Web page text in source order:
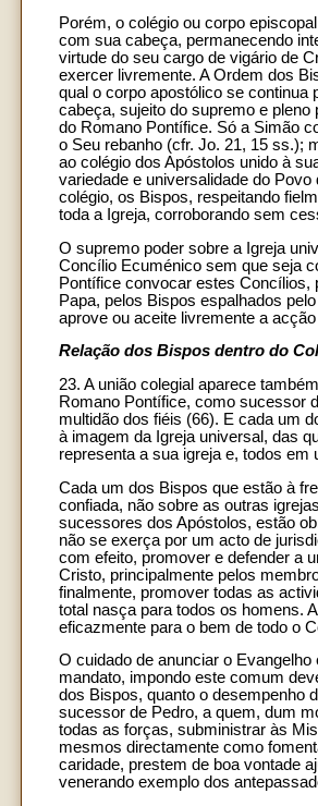
Porém, o colégio ou corpo
com sua cabeça, permanecendo
virtude do seu cargo de vigário de
exercer livremente. A Ordem dos
qual o corpo apostólico se
cabeça, sujeito do supremo e
do Romano Pontífice. Só a Simão
o Seu rebanho (cfr. Jo. 21, 15 ss.);
ao colégio dos Apóstolos unido à
variedade e universalidade do
colégio, os Bispos, respeitando
toda a Igreja, corroborando sem
O supremo poder sobre a Igreja
Concílio Ecuménico sem que seja
Pontífice convocar estes Concílios,
Papa, pelos Bispos espalhados
aprove ou aceite livremente a
Relação dos Bispos dentro do
23. A união colegial aparece
Romano Pontífice, como sucessor
multidão dos fiéis (66). E cada um
à imagem da Igreja universal, das
representa a sua igreja e, todos em
Cada um dos Bispos que estão à
confiada, não sobre as outras
sucessores dos Apóstolos, estão
não se exerça por um acto de
com efeito, promover e defender a
Cristo, principalmente pelos
finalmente, promover todas as
total nasça para todos os homens.
eficazmente para o bem de todo o
O cuidado de anunciar o
mandato, impondo este comum
dos Bispos, quanto o desempenho
sucessor de Pedro, a quem, dum
todas as forças, subministrar às
mesmos directamente como
caridade, prestem de boa vontade
venerando exemplo dos